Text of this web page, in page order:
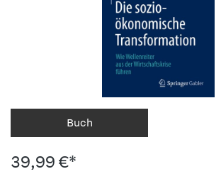
Buch
39,99 €*